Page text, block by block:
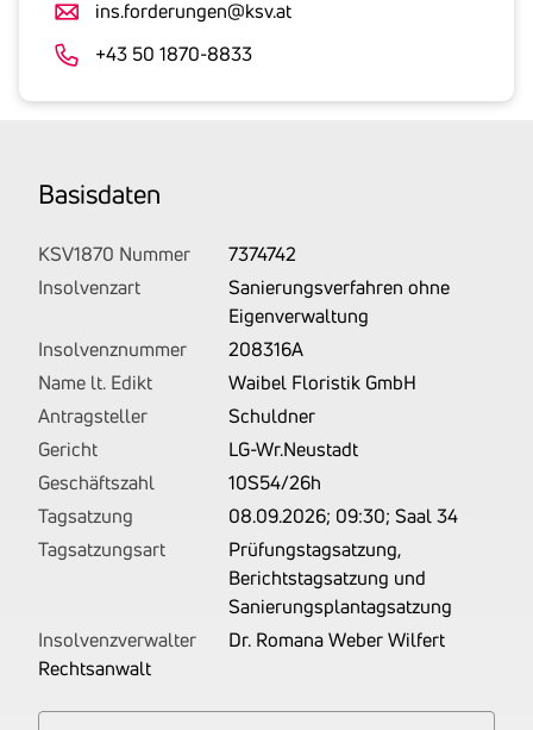
an.
Der
angemeldete
korrekt
erhoben.
ins.forderungen@ksv.at
+43 50 1870-8833
Basis­daten
KSV1870 Nummer
7374742
Insolvenzart
Sanierungsverfahren ohne
Eigenverwaltung
Insolvenznummer
208316A
Name lt. Edikt
Waibel Floristik GmbH
Antragsteller
Schuldner
Gericht
LG-Wr.Neustadt
Geschäftszahl
10S54/26h
Tagsatzung
08.09.2026; 09:30; Saal 34
Tagsatzungsart
Prüfungstagsatzung,
Berichtstagsatzung und
Sanierungsplantagsatzung
Insolvenzverwalter
Dr. Romana Weber Wilfert
Rechtsanwalt